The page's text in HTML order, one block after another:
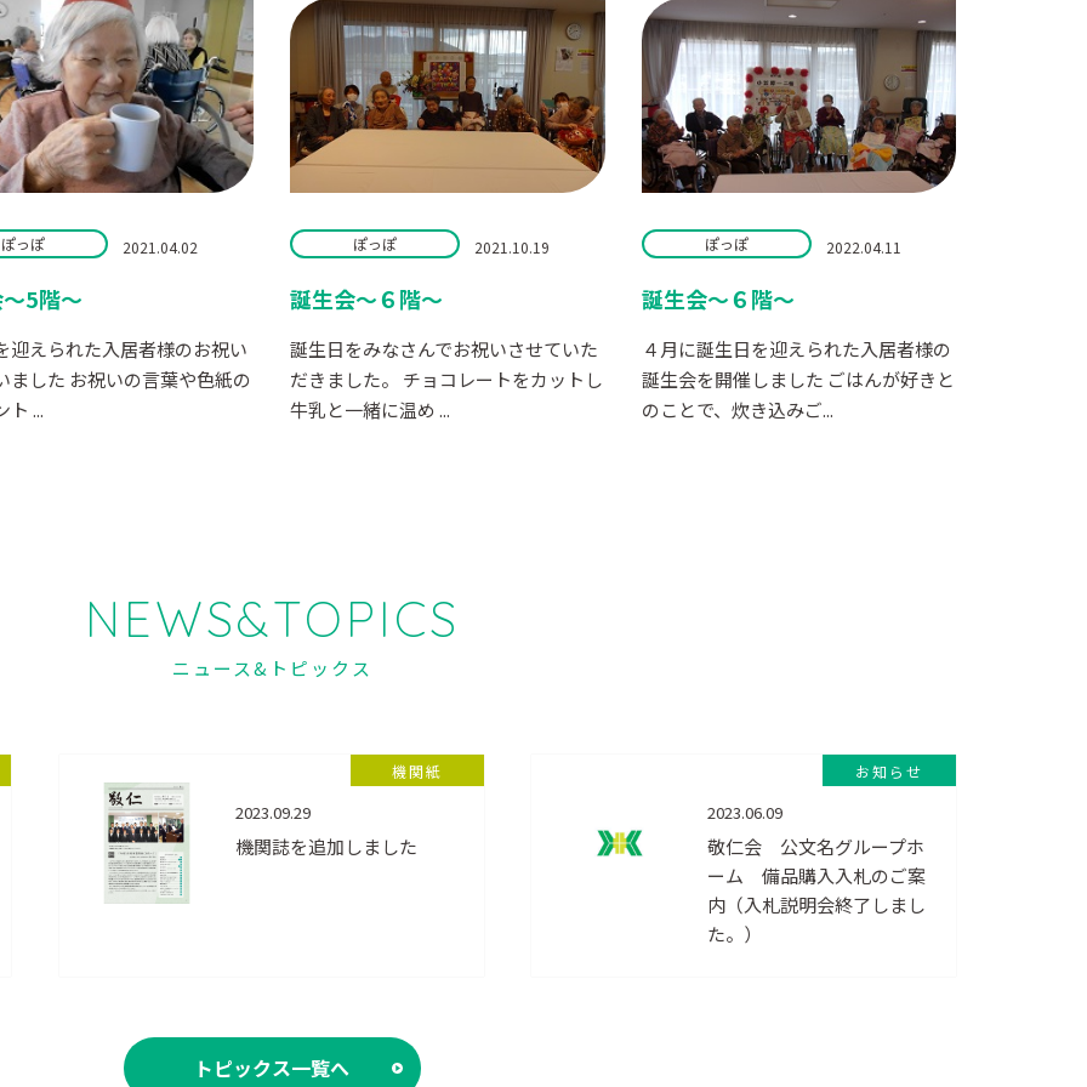
ぽっぽ 2021.04.02
5階～
迎えられた入居者様のお祝い
ました お祝いの言葉や色紙の
ト ...
ぽっぽ 2021.10.19
誕生会～６階～
誕生日をみなさんでお祝いさせていた
だきました。 チョコレートをカットし
牛乳と一緒に温め ...
ぽっぽ 2022.04.11
誕生会～６階～
４月に誕生日を迎えられた入居者様の
誕生会を開催しました ごはんが好きと
のことで、炊き込みご...
NEWS&TOPICS
ニュース&トピックス
機関紙
2023.09.29
機関誌を追加しました
お知らせ
2023.06.09
敬仁会 公文名グループホ
ーム 備品購入入札のご案
内（入札説明会終了しまし
た。）
トピックス一覧へ